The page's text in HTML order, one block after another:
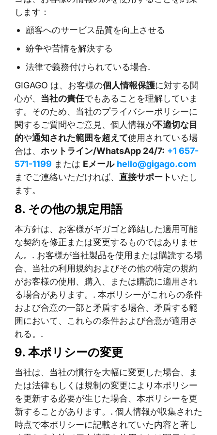
します：
顧客へのサービス品質を向上させる
紛争や苦情を解決する
法律で義務付けられている場合.
GIGAGO は、お客様の個人情報保護に対する関
心が、 当社の責任でもあることを理解していま
す。そのため、当社のプライバシーポリシーに
関するご質問やご意見、個人情報が不適切な目
的や通知された範囲を超えて使用されている場
合は、 ホットライン/WhatsApp 24/7: +1 657-
571-1199 または Eメール hello@gigago.com
までご連絡いただければ、 直接サポートいたし
ます。
8. その他の規定用語
本方針は、お客様がギガゴと締結した適用可能
な契約を修正または変更するものではありませ
ん。. お客様が当社製品を使用または購読する場
合、当社の利用規約およびその他の特定の規約
がお客様の使用、購入、または購読に適用され
る場合があります。. 本ポリシーがこれらの条件
および合意の一部と矛盾する場合、矛盾する範
囲において、これらの条件および合意が適用さ
れる。.
9. 本ポリシーの変更
当社は、当社の慣行を大幅に変更した場合、ま
たは法律もしくは規制の変更により本ポリシー
を更新する必要が生じた場合、本ポリシーを更
新することがあります。. 個人情報が収集された
時点で本ポリシーに記載されていた内容と著し